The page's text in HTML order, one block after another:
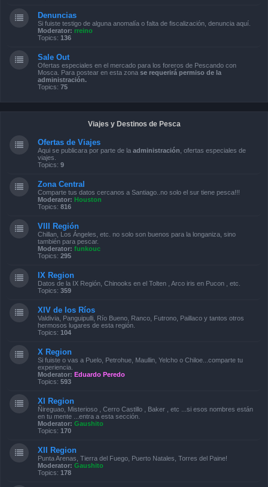
Denuncias
Si fuiste testigo de alguna anomalía o falta de fiscalización, denuncia aquí.
Moderator: rreino
Topics: 136
Sale Out
Ofertas especiales en el mercado para los foreros de Pescando con
Mosca. Para postear en esta zona se requerirá permiso de la
administración.
Topics: 75
Viajes y Destinos de Pesca
Ofertas de Viajes
Aqui se publicara por parte de la administración , ofertas especiales de
viajes.
Topics: 9
Zona Central
Comparte tus datos cercanos a Santiago..no solo el sur tiene pesca!!!
Moderator: Houston
Topics: 816
VIII Región
Chillan, Los Ángeles, etc. no solo son buenos para la longaniza, sino
también para pescar.
Moderator: funkouc
Topics: 295
IX Region
Datos de la IX Región, Chinooks en el Tolten , Arco iris en Pucon , etc.
Topics: 359
XIV de los Ríos
Valdivia, Panguipulli, Río Bueno, Ranco, Futrono, Paillaco y tantos otros
hermosos lugares de esta región.
Topics: 104
X Region
Si fuiste o vas a Puelo, Petrohue, Maullin, Yelcho o Chiloe...comparte tu
experiencia.
Moderator: Eduardo Peredo
Topics: 593
XI Region
Ñireguao, Misterioso , Cerro Castillo , Baker , etc ...si esos nombres están
en tu mente ...entra a esta sección.
Moderator: Gaushito
Topics: 170
XII Region
Punta Arenas, Tierra del Fuego, Puerto Natales, Torres del Paine!
Moderator: Gaushito
Topics: 178